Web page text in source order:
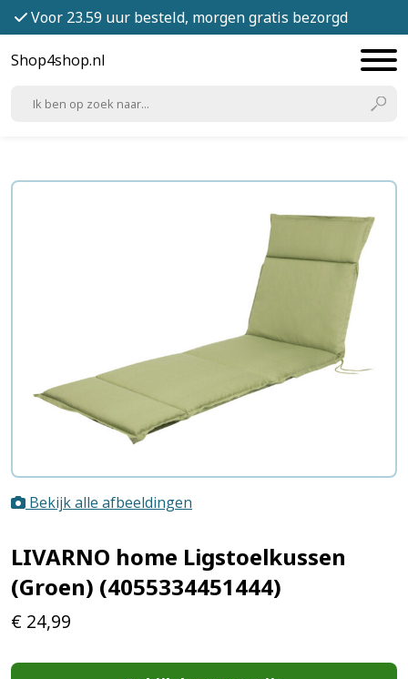
Voor 23.59 uur besteld, morgen gratis bezorgd
Shop4shop.nl
Bekijk alle afbeeldingen
LIVARNO home Ligstoelkussen
(Groen) (4055334451444)
€ 24,99